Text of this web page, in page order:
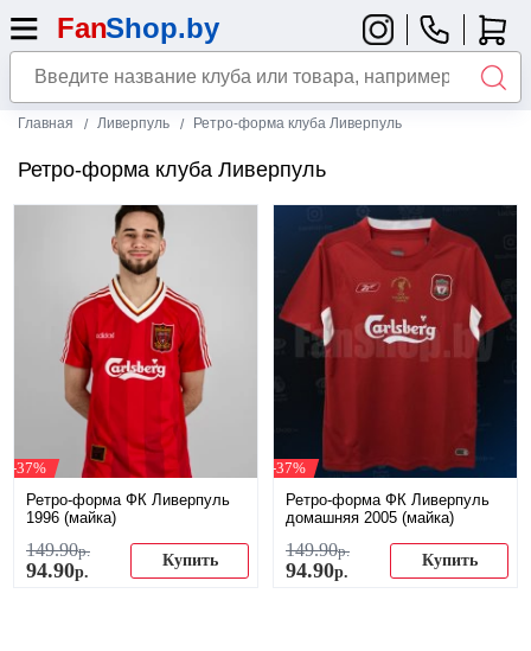
Главная Ливерпуль Ретро-форма клуба Ливерпуль
Ретро-форма клуба Ливерпуль
-37%
Ретро-форма ФК Ливерпуль
1996 (майка)
149.90р.
94.90р.
Купить
-37%
Ретро-форма ФК Ливерпуль
домашняя 2005 (майка)
149.90р.
94.90р.
Купить